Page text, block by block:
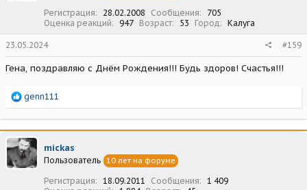
Регистрация 28.02.2008 Сообщения
705
Оценка реакций
947 Возраст 53 Город Калуга
23.05.2024 #159
Гена, поздравляю с Днём Рождения!!! Будь здоров! Счастья!!!
Р
а
к
ц
и
и
genn111
mickas
Пользователь 10 лет на форуме
Регистрация 18.09.2011 Сообщения
1 409